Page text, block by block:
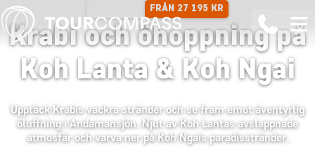
FRÅN 27 195 KR
Krabi och öhoppning på
Koh Lanta & Koh Ngai
Upptäck Krabis vackra stränder och se fram emot äventyrlig
öluffning i Andamansjön. Njut av Koh Lantas avslappnade
atmosfär och varva ner på Koh Ngais paradisstränder.